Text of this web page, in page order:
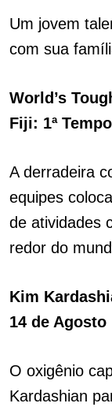
Um jovem
com sua
World’s
Fiji: 1ª
A derradeira
equipes
de atividades
redor do
Kim
14 de Agosto
O oxigênio
Kardashian